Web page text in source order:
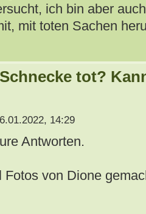
ich bin aber
mit toten Sachen
tot?
14:29
Antworten.
Fotos von Dione